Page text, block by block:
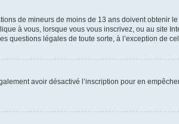
de mineurs de moins de 13 ans doivent obtenir
à vous, lorsque vous vous inscrivez, ou au site
questions légales de toute sorte, à l’exception de
avoir désactivé l’inscription pour en